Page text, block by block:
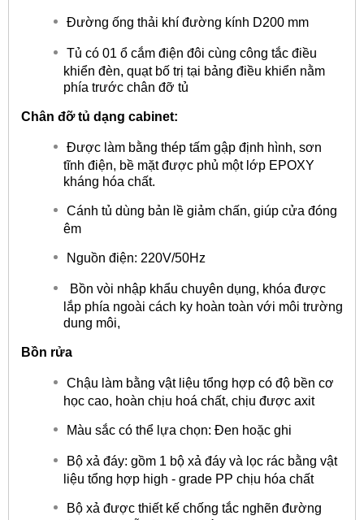
Đường ống thải khí đường kính D200 mm
Tủ có 01 ổ cắm điện đôi cùng công tắc điều
khiển đèn, quạt bố trị tại bảng điều khiển nằm
phía trước chân đỡ tủ
Chân đỡ tủ dạng cabinet:
Được làm bằng thép tấm gập định hình, sơn
tĩnh điện, bề mặt được phủ một lớp EPOXY
kháng hóa chất.
Cánh tủ dùng bản lề giảm chấn, giúp cửa đóng
êm
Nguồn điện: 220V/50Hz
Bồn vòi nhập khẩu chuyên dụng, khóa được
lắp phía ngoài cách ky hoàn toàn với môi trường
dung môi,
Bồn rửa
Chậu làm bằng vật liệu tổng hợp có độ bền cơ
học cao, hoàn chịu hoá chất, chịu được axit
Màu sắc có thể lựa chọn: Đen hoặc ghi
Bộ xả đáy: gồm 1 bộ xả đáy và lọc rác bằng vật
liệu tổng hợp high - grade PP chịu hóa chất
Bộ xả được thiết kế chống tắc nghẽn đường